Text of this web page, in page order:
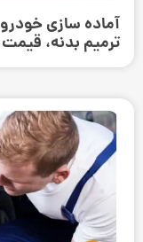
آماده سازی
ترمیم بدنه،